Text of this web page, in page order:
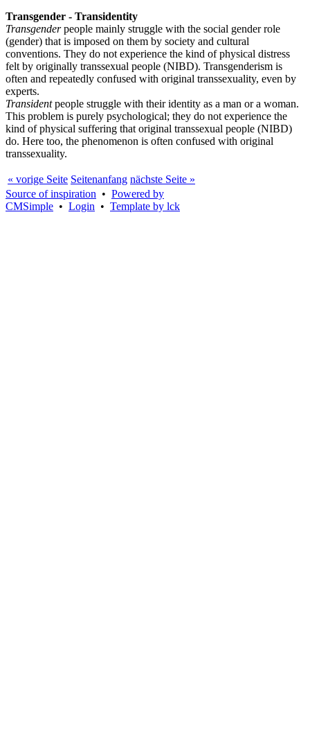
Transgender - Transidentity
Transgenderpeople mainly struggle with the social gender role
(gender) that is imposed on them by society and cultural
conventions. They do not experience the kind of physical distress
felt by originally transsexual people (NIBD). Transgenderism is
often and repeatedly confused with original transsexuality, even by
experts.
Transidentpeople struggle with their identity as a man or a woman.
This problem is purely psychological; they do not experience the
kind of physical suffering that original transsexual people (NIBD)
do. Here too, the phenomenon is often confused with original
transsexuality.
« vorige Seite Seitenanfang nächste Seite »
Source of inspiration • Powered by
CMSimple • Login • Template by lck